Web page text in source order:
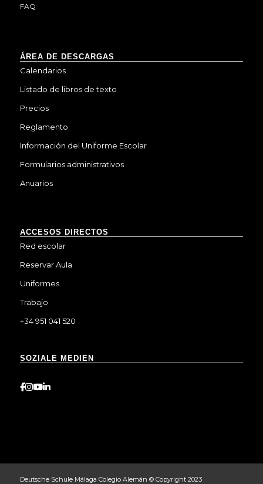
FAQ
ÁREA DE DESCARGAS
Calendarios
Listado de libros de texto
Precios
Reglamento
Información del Uniforme Escolar
Formularios administrativos
Anuarios
ACCESOS DIRECTOS
Red escolar
Reservar Aula
Uniformes
Trabajo
+34 951 041 520
SOZIALE MEDIEN
Deutsche Schule Málaga Colegio Alemán © Copyright 2023